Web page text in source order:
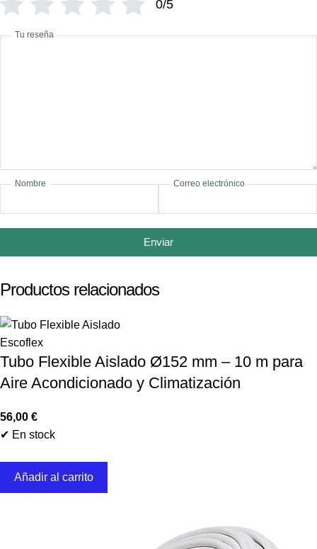
0/5
Tu reseña
Nombre Correo electrónico
Enviar
Productos relacionados
Escoflex
Tubo Flexible Aislado Ø152 mm – 10 m para
Aire Acondicionado y Climatización
56,00 €
✔ En stock
Añadir al carrito